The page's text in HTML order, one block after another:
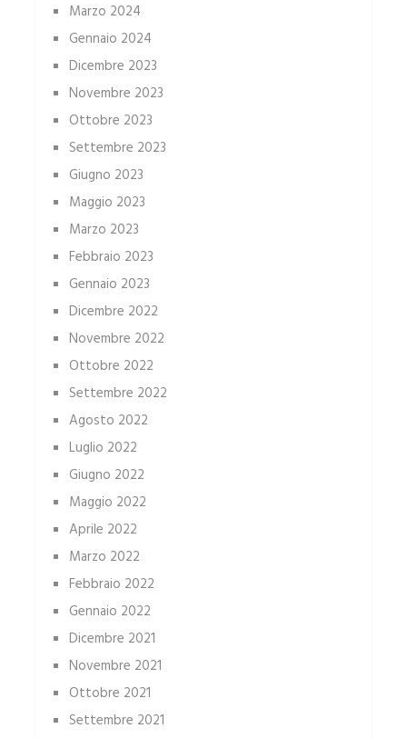
Marzo 2024
Gennaio 2024
Dicembre 2023
Novembre 2023
Ottobre 2023
Settembre 2023
Giugno 2023
Maggio 2023
Marzo 2023
Febbraio 2023
Gennaio 2023
Dicembre 2022
Novembre 2022
Ottobre 2022
Settembre 2022
Agosto 2022
Luglio 2022
Giugno 2022
Maggio 2022
Aprile 2022
Marzo 2022
Febbraio 2022
Gennaio 2022
Dicembre 2021
Novembre 2021
Ottobre 2021
Settembre 2021